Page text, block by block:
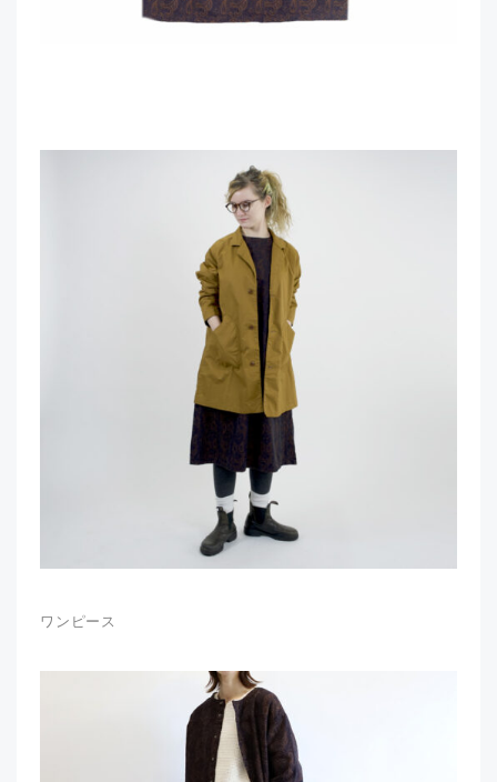
ワンピース